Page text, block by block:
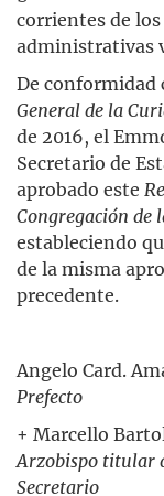
corrientes de
administrativas
De conformidad
General de la
de 2016, el
Secretario de
aprobado este
Congregación de
estableciendo
de la misma
precedente.
Angelo Card.
Prefecto
+ Marcello
Arzobispo titular
Secretario